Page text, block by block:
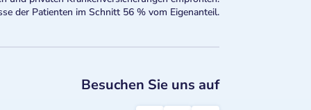
der Patienten im Schnitt 56 % vom Eigenanteil.
Besuchen Sie uns auf